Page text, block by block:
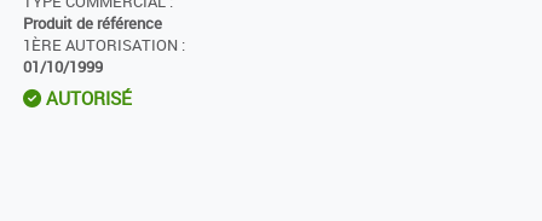
Produit de référence
1ÈRE AUTORISATION :
01/10/1999
AUTORISÉ